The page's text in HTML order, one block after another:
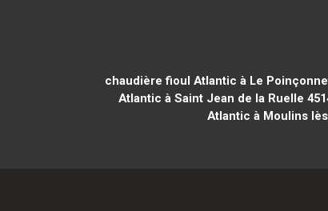
chaudière fioul Atlantic à Le
Atlantic à Saint Jean de la Ruelle
Atlantic à Moulins